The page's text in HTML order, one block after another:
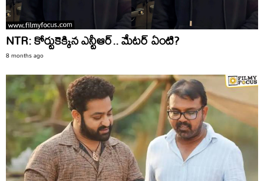
NTR: కోర్టుకెక్కిన ఎన్టీఆర్.. మేటర్ ఏంటి?
8 months ago